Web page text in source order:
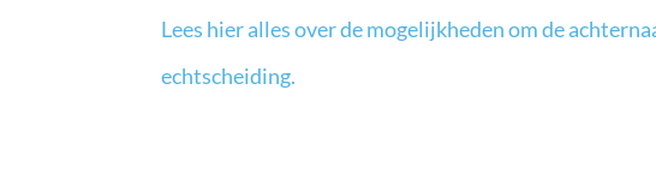
Lees hier alles over de mogelijkheden om de
echtscheiding.